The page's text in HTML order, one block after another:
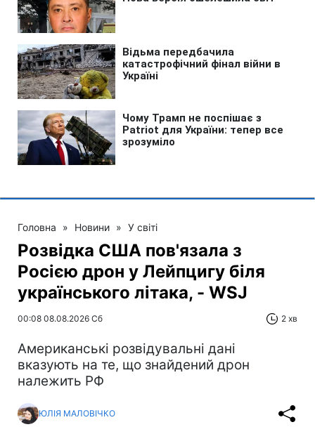
Головна » Новини » У світі
Розвідка США пов'язала з
Росією дрон у Лейпцигу біля
українського літака, - WSJ
00:08 08.08.2026 Сб 2 хв
Американські розвідувальні дані
вказують на те, що знайдений дрон
належить РФ
ЮЛІЯ МАЛОВІЧКО